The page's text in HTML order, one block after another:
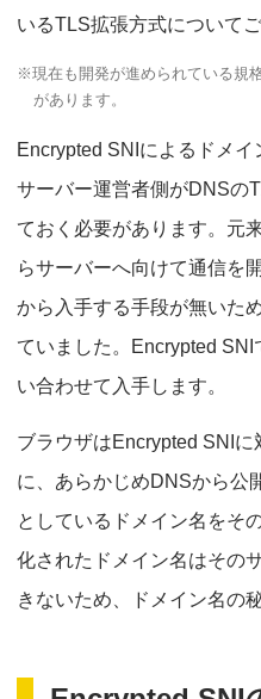
いるTLS拡張方式について
※現在も開発が進められている規
があります。
Encrypted SNIによるドメ
サーバー運営者側がDNSの
ておく必要があります。元
らサーバーへ向けて通信を
から入手する手段が無いた
ていました。Encrypted
い合わせて入手します。
ブラウザはEncrypted SNI
に、あらかじめDNSから公
としているドメイン名をそ
化されたドメイン名はその
きないため、ドメイン名の